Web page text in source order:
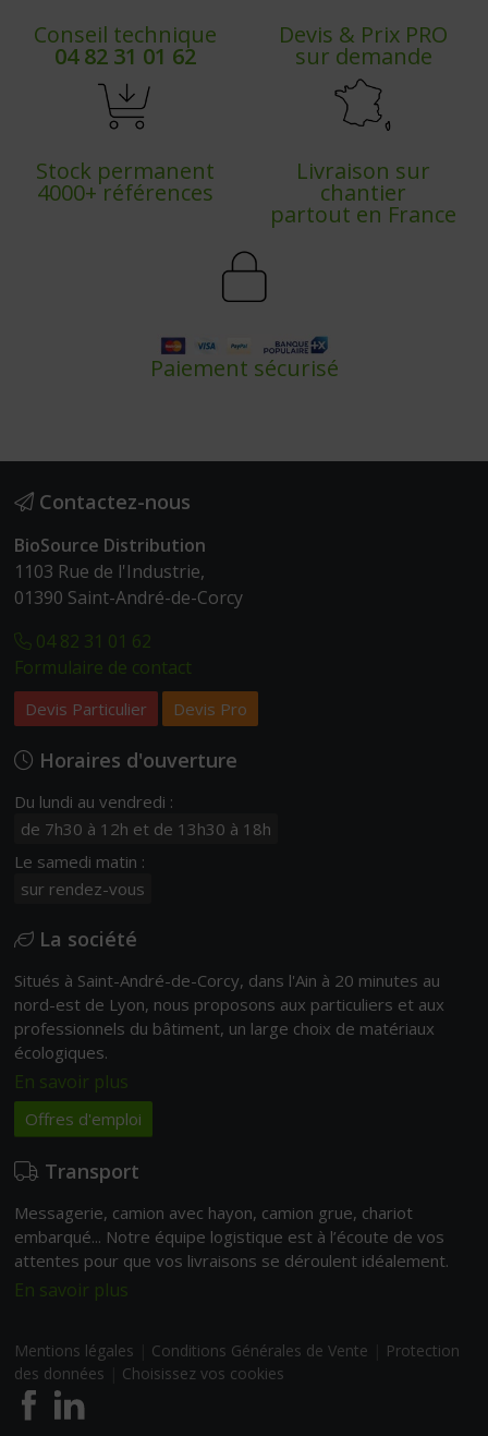
Conseil technique
04 82 31 01 62
Devis & Prix PRO
sur demande
Stock permanent
4000+ références
Livraison sur
chantier
partout en France
Paiement sécurisé
Contactez-nous
BioSource Distribution
1103 Rue de l'Industrie,
01390 Saint-André-de-Corcy
04 82 31 01 62
Formulaire de contact
Devis Particulier Devis Pro
Horaires d'ouverture
Du lundi au vendredi :
de 7h30 à 12h et de 13h30 à 18h
Le samedi matin :
sur rendez-vous
La société
Situés à Saint-André-de-Corcy, dans l'Ain à 20 minutes au
nord-est de Lyon, nous proposons aux particuliers et aux
professionnels du bâtiment, un large choix de matériaux
écologiques.
En savoir plus
Offres d'emploi
Transport
Messagerie, camion avec hayon, camion grue, chariot
embarqué... Notre équipe logistique est à l’écoute de vos
attentes pour que vos livraisons se déroulent idéalement.
En savoir plus
Mentions légales Conditions Générales de Vente
Protection
des données
Choisissez vos cookies